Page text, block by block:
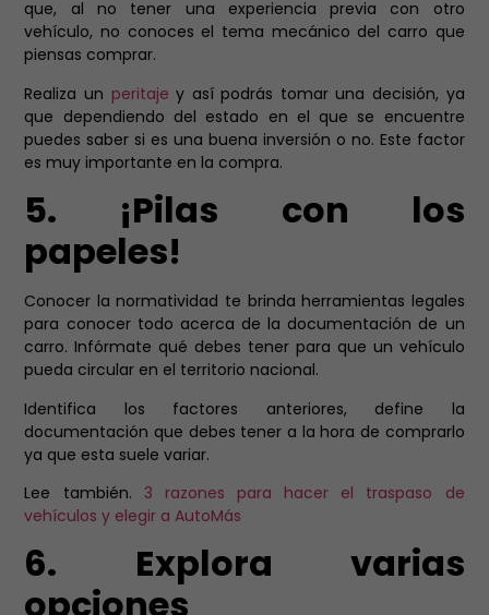
que, al no tener una experiencia previa con otro
vehículo, no conoces el tema mecánico del carro que
piensas comprar.
Realiza un peritajey así podrás tomar una decisión, ya
que dependiendo del estado en el que se encuentre
puedes saber si es una buena inversión o no. Este factor
es muy importante en la compra.
5. ¡Pilas con los
papeles!
Conocer la normatividad te brinda herramientas legales
para conocer todo acerca de la documentación de un
carro. Infórmate qué debes tener para que un vehículo
pueda circular en el territorio nacional.
Identifica los factores anteriores, define la
documentación que debes tener a la hora de comprarlo
ya que esta suele variar.
Lee también. 3 razones para hacer el traspaso de
vehículos y elegir a AutoMás
6. Explora varias
opciones